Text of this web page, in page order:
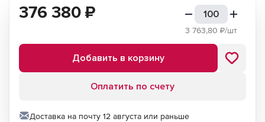
376 380 ₽
3 763,80 ₽/шт
Добавить в корзину
Оплатить по счету
Доставка на почту 12 августа или раньше